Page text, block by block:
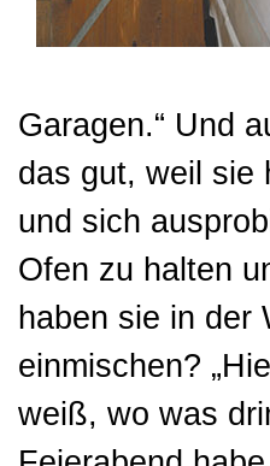
Garagen.“ Und
das gut, weil sie
und sich
Ofen zu halten
haben sie in der
einmischen?
weiß, wo was